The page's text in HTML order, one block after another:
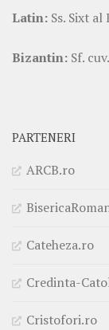
Latin: Ss. Sixt
Bizantin: Sf.
PARTENERI
ARCB.ro
Cateheza.ro
Credinta-
Cristofori.ro